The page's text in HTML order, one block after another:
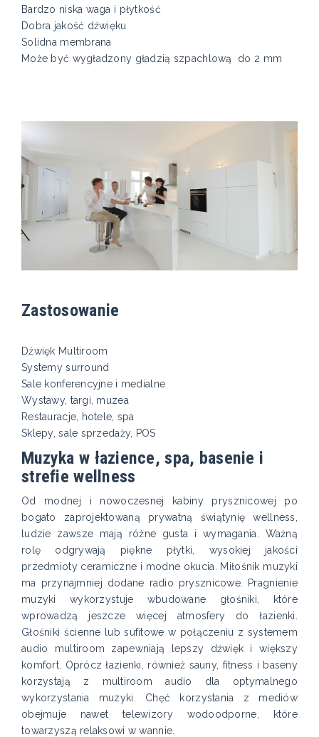
Bardzo niska waga i płytkość
Dobra jakość dźwięku
Solidna membrana
Może być wygładzony gładzią szpachlową do 2 mm
Zastosowanie
Dźwięk Multiroom
Systemy surround
Sale konferencyjne i medialne
Wystawy, targi, muzea
Restauracje, hotele, spa
Sklepy, sale sprzedaży, POS
Muzyka w łazience, spa, basenie i
strefie wellness
Od modnej i nowoczesnej kabiny prysznicowej po
bogato zaprojektowaną prywatną świątynię wellness,
ludzie zawsze mają różne gusta i wymagania. Ważną
rolę odgrywają piękne płytki, wysokiej jakości
przedmioty ceramiczne i modne okucia. Miłośnik muzyki
ma przynajmniej dodane radio prysznicowe. Pragnienie
muzyki wykorzystuje wbudowane głośniki, które
wprowadzą jeszcze więcej atmosfery do łazienki.
Głośniki ścienne lub sufitowe w połączeniu z systemem
audio multiroom zapewniają lepszy dźwięk i większy
komfort. Oprócz łazienki, również sauny, fitness i baseny
korzystają z multiroom audio dla optymalnego
wykorzystania muzyki. Chęć korzystania z mediów
obejmuje nawet telewizory wodoodporne, które
towarzyszą relaksowi w wannie.